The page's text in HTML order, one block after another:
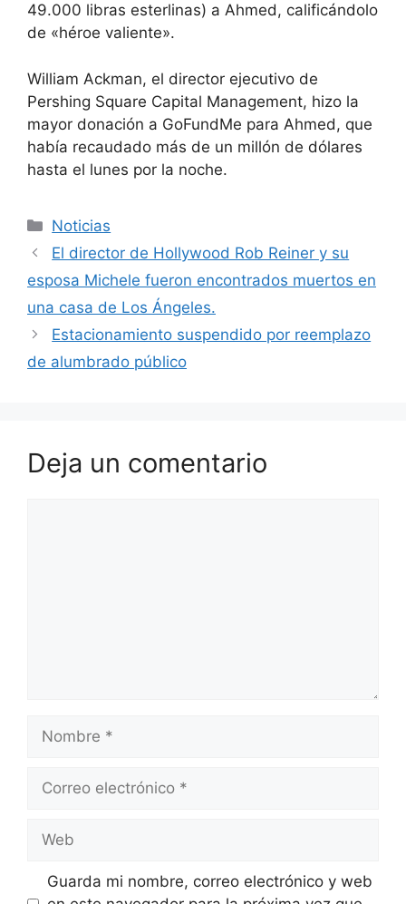
49.000 libras esterlinas) a Ahmed, calificándolo
de «héroe valiente».
William Ackman, el director ejecutivo de
Pershing Square Capital Management, hizo la
mayor donación a GoFundMe para Ahmed, que
había recaudado más de un millón de dólares
hasta el lunes por la noche.
Categorías
Noticias
El director de Hollywood Rob Reiner y su
esposa Michele fueron encontrados muertos en
una casa de Los Ángeles.
Estacionamiento suspendido por reemplazo
de alumbrado público
Deja un comentario
electrónico
Guarda mi nombre, correo electrónico y web